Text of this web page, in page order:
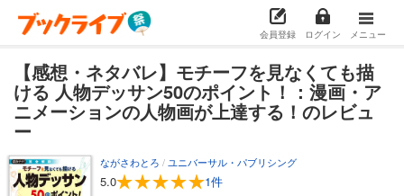
会員登録 ログイン メニュー
【感想・ネタバレ】モチーフを見なくても描
ける 人物デッサン50のポイント！：漫画・ア
ニメーションの人物画が上達する！のレビュ
ー
ながさわとろ / ユニバーサル・パブリシング
5.0 1件